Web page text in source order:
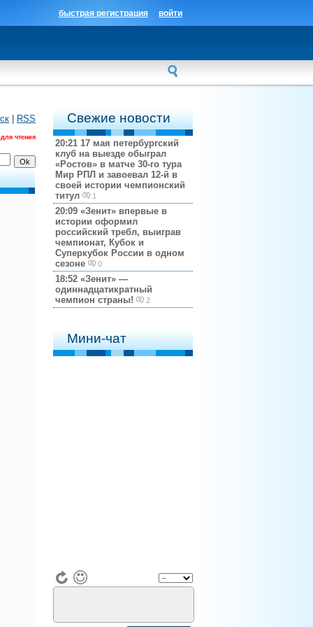
войти
быстрая регистрация
Свежие новости
20:21 17 мая петербургский
клуб на выезде обыграл
«Ростов» в матче 30-го тура
Мир РПЛ и завоевал 12-й в
своей истории чемпионский
титул
1
20:09 «Зенит» впервые в
истории оформил
российский требл, выиграв
чемпионат, Кубок и
Суперкубок России в одном
сезоне
0
18:52 «Зенит» —
одиннадцатикратный
чемпион страны!
2
Мини-чат
RSS
чтения